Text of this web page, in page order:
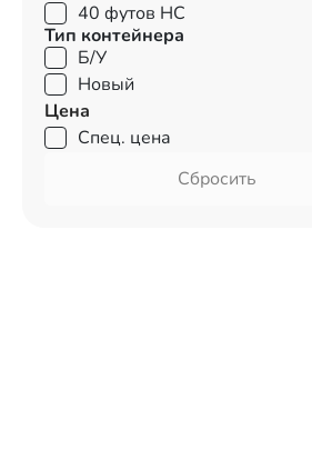
40 футов HC
Тип контейнера
Б/У
Новый
Цена
Спец. цена
Сбросить